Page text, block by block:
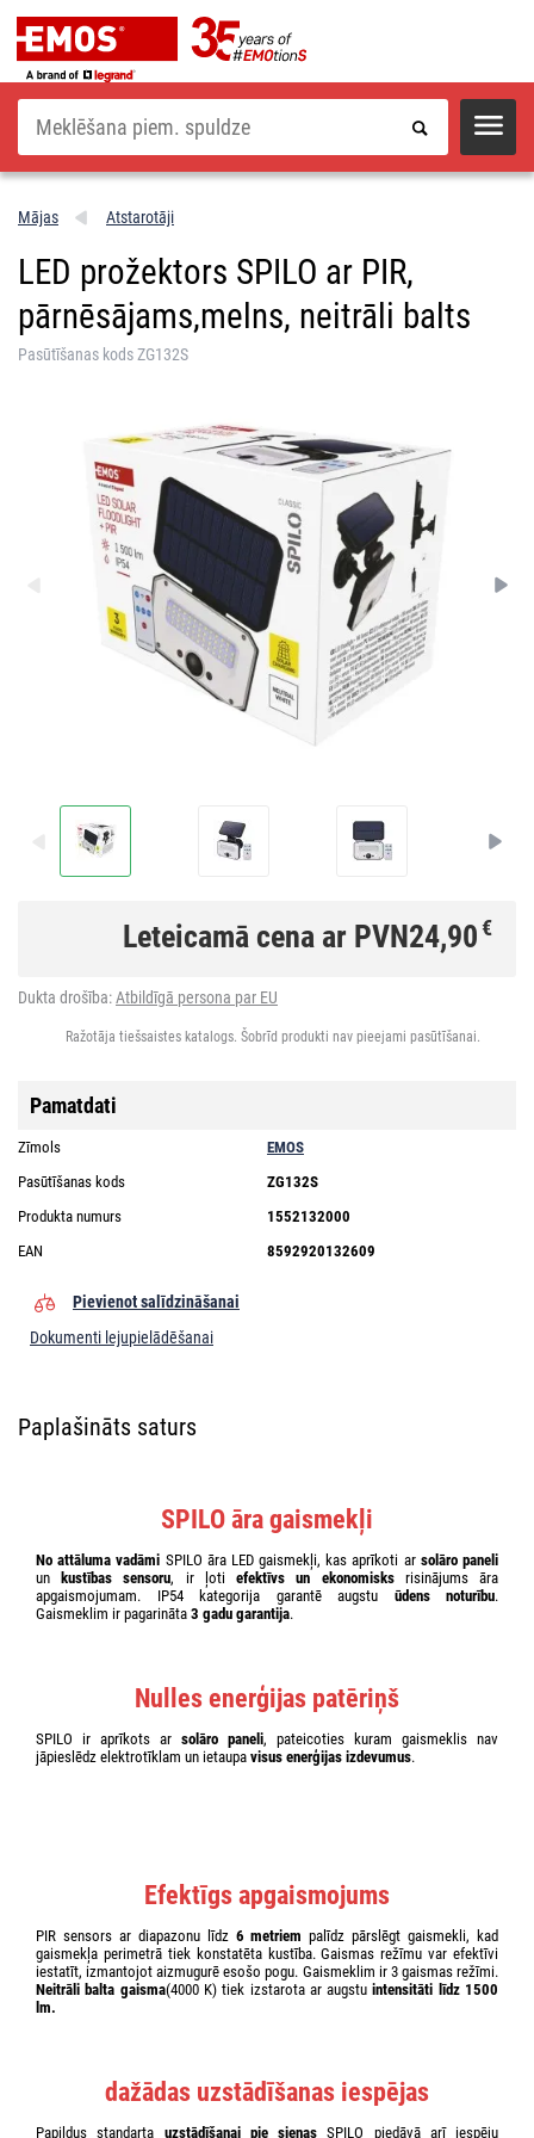
Meklēšana
Mājas Atstarotāji
LED prožektors SPILO ar PIR,
pārnēsājams,melns, neitrāli balts
Pasūtīšanas kods ZG132S
Leteicamā cena ar PVN24,90€
Dukta drošība:Atbildīgā persona par EU
Ražotāja tiešsaistes katalogs. Šobrīd produkti nav pieejami pasūtīšanai.
Pamatdati
Zīmols
EMOS
Pasūtīšanas kods
ZG132S
Produkta numurs
1552132000
EAN
8592920132609
Pievienot salīdzināšanai
Dokumenti lejupielādēšanai
Paplašināts saturs
SPILO āra gaismekļi
No attāluma vadāmi SPILO āra LED gaismekļi, kas aprīkoti ar solāro paneli
un
kustības sensoru, ir ļotiefektīvs un ekonomisksrisinājums āra
apgaismojumam. IP54 kategorija garantē augstu ūdens noturību.
Gaismeklim ir pagarināta 3 gadu garantija.
Nulles enerģijas patēriņš
SPILO ir aprīkots ar solāro paneli, pateicoties kuram gaismeklis nav
jāpieslēdz elektrotīklam un ietaupa visus enerģijas izdevumus.
Efektīgs apgaismojums
PIR sensors ar diapazonu līdz 6 metriem palīdz pārslēgt gaismekli, kad
gaismekļa perimetrā tiek konstatēta kustība. Gaismas režīmu var efektīvi
iestatīt, izmantojot aizmugurē esošo pogu. Gaismeklim ir 3 gaismas režīmi.
Neitrāli balta gaisma(4000 K) tiek izstarota ar augstuintensitāti līdz 1500
lm.
dažādas uzstādīšanas iespējas
Papildus standarta uzstādīšanai pie sienas SPILO piedāvā arī iespēju